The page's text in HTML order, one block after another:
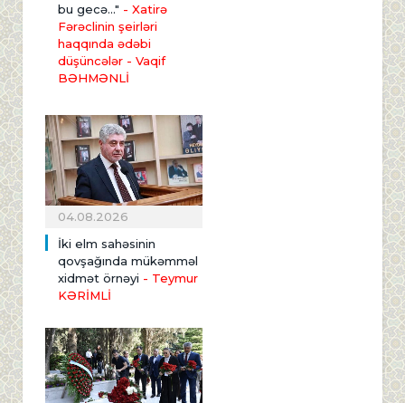
bu gecə..." - Xatirə
Fərəclinin şeirləri
haqqında ədəbi
düşüncələr - Vaqif
BƏHMƏNLİ
04.08.2026
İki elm sahəsinin
qovşağında mükəmməl
xidmət örnəyi - Teymur
KƏRİMLİ